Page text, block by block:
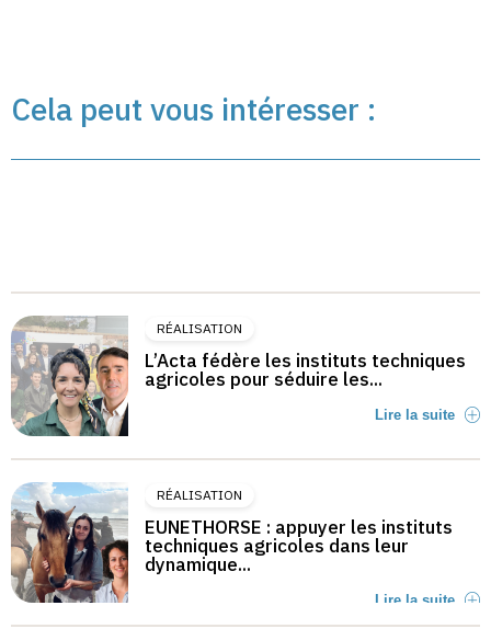
Cela peut vous intéresser :
RÉALISATION
L’Acta fédère les instituts techniques
agricoles pour séduire les...
Lire la suite
RÉALISATION
EUNETHORSE : appuyer les instituts
techniques agricoles dans leur
dynamique...
Lire la suite